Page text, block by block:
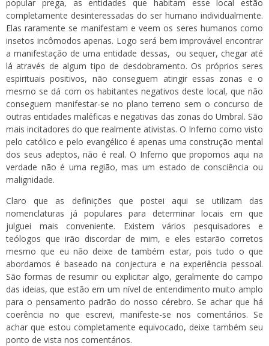
popular prega, as entidades que habitam esse local estão
completamente desinteressadas do ser humano individualmente.
Elas raramente se manifestam e veem os seres humanos como
insetos incômodos apenas. Logo será bem improvável encontrar
a manifestação de uma entidade dessas, ou sequer, chegar até
lá através de algum tipo de desdobramento. Os próprios seres
espirituais positivos, não conseguem atingir essas zonas e o
mesmo se dá com os habitantes negativos deste local, que não
conseguem manifestar-se no plano terreno sem o concurso de
outras entidades maléficas e negativas das zonas do Umbral. São
mais incitadores do que realmente ativistas. O Inferno como visto
pelo católico e pelo evangélico é apenas uma construção mental
dos seus adeptos, não é real. O Inferno que propomos aqui na
verdade não é uma região, mas um estado de consciência ou
malignidade.
Claro que as definições que postei aqui se utilizam das
nomenclaturas já populares para determinar locais em que
julguei mais conveniente. Existem vários pesquisadores e
teólogos que irão discordar de mim, e eles estarão corretos
mesmo que eu não deixe de também estar, pois tudo o que
abordamos é baseado na conjectura e na experiência pessoal.
São formas de resumir ou explicitar algo, geralmente do campo
das ideias, que estão em um nível de entendimento muito amplo
para o pensamento padrão do nosso cérebro. Se achar que há
coerência no que escrevi, manifeste-se nos comentários. Se
achar que estou completamente equivocado, deixe também seu
ponto de vista nos comentários.